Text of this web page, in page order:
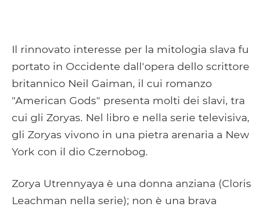
Il rinnovato interesse per la mitologia slava fu
portato in Occidente dall'opera dello scrittore
britannico Neil Gaiman, il cui romanzo
"American Gods" presenta molti dei slavi, tra
cui gli Zoryas. Nel libro e nella serie televisiva,
gli Zoryas vivono in una pietra arenaria a New
York con il dio Czernobog.
Zorya Utrennyaya è una donna anziana (Cloris
Leachman nella serie); non è una brava